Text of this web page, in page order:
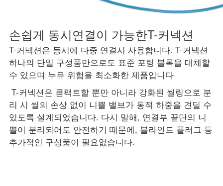
손쉽게 동시연결이 가능한T-커넥션
T-커넥션은 동시에 다중 연결시 사용합니다. T-커넥션
하나의 단일 구성품만으로도 표준 포팅 블록을 대체할
수 있으며 누유 위험을 최소화한 제품입니다
T-커넥션은 콤팩트할 뿐만 아니라 강화된 씰링으로 분
리 시 씰의 손상 없이 니쁠 밸브가 동적 하중을 견딜 수
있도록 설계되었습니다. 다시 말해, 연결부 끝단의 니
쁠이 분리되어도 안전하기 때문에, 블라인드 플러그 등
추가적인 구성품이 필요없습니다.